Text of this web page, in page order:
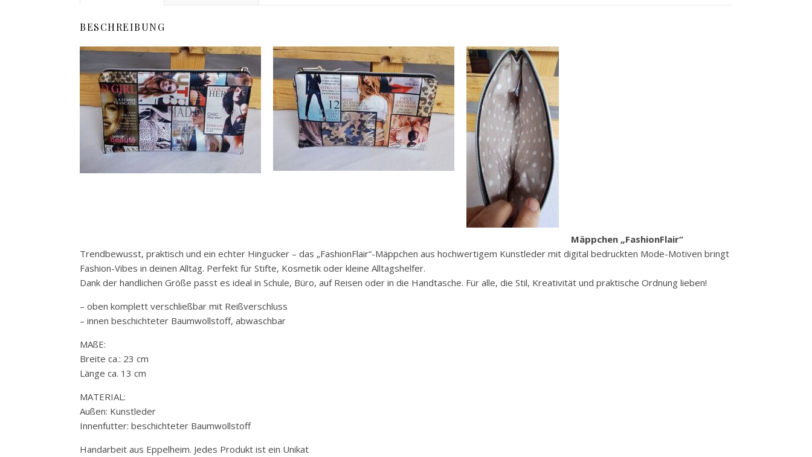
BESCHREIBUNG
Mäppchen „FashionFlair“
Trendbewusst, praktisch und ein echter Hingucker – das „FashionFlair“-Mäppchen aus hochwertigem Kunstleder mit digital bedruckten Mode-Motiven bringt
Fashion-Vibes in deinen Alltag. Perfekt für Stifte, Kosmetik oder kleine Alltagshelfer.
Dank der handlichen Größe passt es ideal in Schule, Büro, auf Reisen oder in die Handtasche. Für alle, die Stil, Kreativität und praktische Ordnung lieben!
– oben komplett verschließbar mit Reißverschluss
– innen beschichteter Baumwollstoff, abwaschbar
MAßE:
Breite ca.: 23 cm
Länge ca. 13 cm
MATERIAL:
Außen: Kunstleder
Innenfutter: beschichteter Baumwollstoff
Handarbeit aus Eppelheim. Jedes Produkt ist ein Unikat